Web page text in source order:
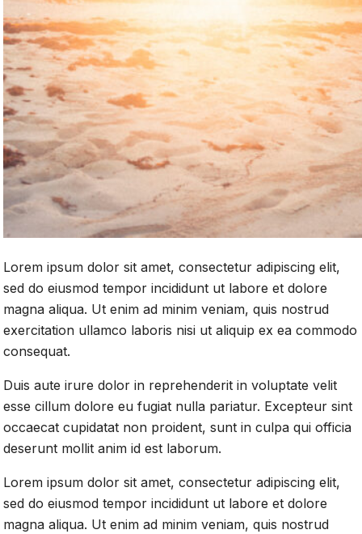
Lorem ipsum dolor sit amet, consectetur adipiscing elit,
sed do eiusmod tempor incididunt ut labore et dolore
magna aliqua. Ut enim ad minim veniam, quis nostrud
exercitation ullamco laboris nisi ut aliquip ex ea commodo
consequat.
Duis aute irure dolor in reprehenderit in voluptate velit
esse cillum dolore eu fugiat nulla pariatur. Excepteur sint
occaecat cupidatat non proident, sunt in culpa qui officia
deserunt mollit anim id est laborum.
Lorem ipsum dolor sit amet, consectetur adipiscing elit,
sed do eiusmod tempor incididunt ut labore et dolore
magna aliqua. Ut enim ad minim veniam, quis nostrud